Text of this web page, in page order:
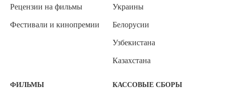
Рецензии на фильмы
Фестивали и кинопремии
Украины
Белорусии
Узбекистана
Казахстана
ФИЛЬМЫ КАССОВЫЕ СБОРЫ